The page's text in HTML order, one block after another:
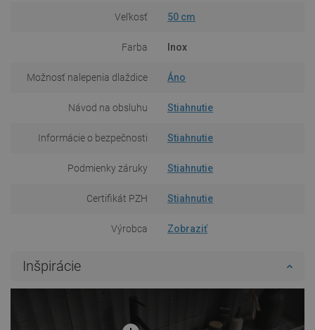
Veľkosť 50 cm
Farba Inox
Možnosť nalepenia dlaždice Áno
Návod na obsluhu Stiahnutie
Informácie o bezpečnosti Stiahnutie
Podmienky záruky Stiahnutie
Certifikát PZH Stiahnutie
Výrobca Zobraziť
Inšpirácie